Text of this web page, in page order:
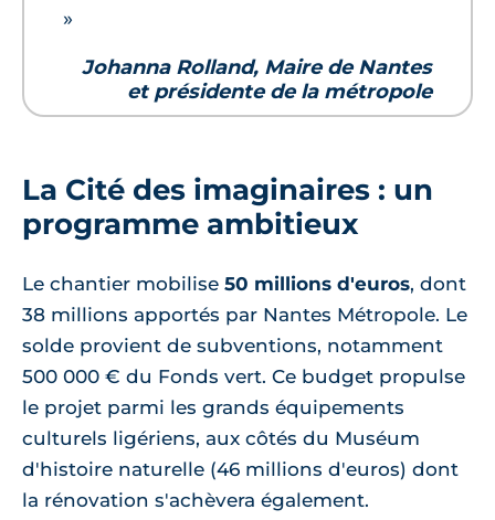
»
Johanna Rolland, Maire de Nantes
et présidente de la métropole
La Cité des imaginaires : un
programme ambitieux
Le chantier mobilise 50 millions d'euros, dont
38 millions apportés par Nantes Métropole. Le
solde provient de subventions, notamment
500 000 € du Fonds vert. Ce budget propulse
le projet parmi les grands équipements
culturels ligériens, aux côtés du Muséum
d'histoire naturelle (46 millions d'euros) dont
la rénovation s'achèvera également.